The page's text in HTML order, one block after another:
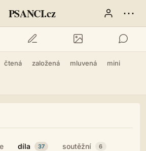
PSANCI.cz ⋯
čtená založená mluvená mini
díla 37 soutěžní 6